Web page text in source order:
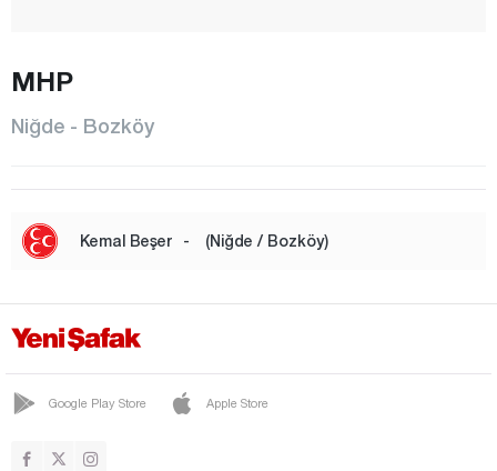
BOZKÖY
ÇİFTLİK
ÇUKURKUYU
DİVARLI
DÜNDARLI
HACIABDULLAH
MHP
Niğde - Bozköy
Kemal Beşer - (Niğde / Bozköy)
Google Play Store Apple Store